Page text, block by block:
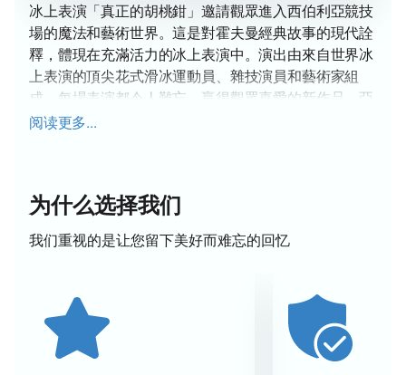
冰上表演「真正的胡桃鉗」邀請觀眾進入西伯利亞競技
場的魔法和藝術世界。這是對霍夫曼經典故事的現代詮
釋，體現在充滿活力的冰上表演中。演出由來自世界冰
上表演的頂尖花式滑冰運動員、雜技演員和藝術家組
成，每場表演都令人難忘。贏得觀眾喜愛的新作品。亞
歷山大·烏斯秋戈夫(Alexander Ustyugov) 和瑪麗亞姆·
讓每個人都能再次相信童話故事。任何人都可以在我們
的網站上
購買門票
並成為這場神奇活動的一部分。不要
錯過為自己和您所愛的人帶來難忘體驗的機會。在我們
力量的表演帶給每位觀眾歡樂。
阅读更多...
为什么选择我们
我们重视的是让您留下美好而难忘的回忆